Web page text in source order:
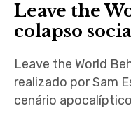
Leave the
colapso
Leave the World
realizado por Sam
cenário